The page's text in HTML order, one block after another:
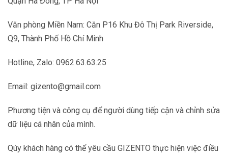
Văn phòng Miền Nam: Căn P16 Khu Đô Thị Park Riverside,
Q9, Thành Phố Hồ Chí Minh
Hotline, Zalo: 0962.63.63.25
Email: gizento@gmail.com
Phương tiện và công cụ để người dùng tiếp cận và chỉnh sửa
dữ liệu cá nhân của mình.
Qúy khách hàng có thể yêu cầu GIZENTO thực hiện việc điều